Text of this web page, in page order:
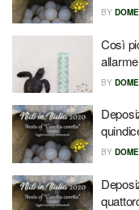
BY
Così
BY
BY